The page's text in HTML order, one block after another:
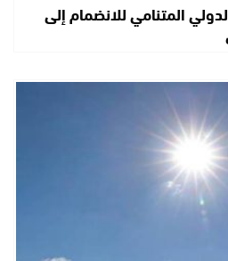
المتنامي للانضمام إلى